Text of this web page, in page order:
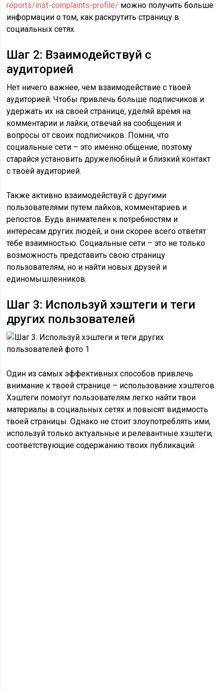
reports/inst-complaints-profile/ можно получить больше
информации о том, как раскрутить страницу в
социальных сетях.
Шаг 2: Взаимодействуй с
аудиторией
Нет ничего важнее, чем взаимодействие с твоей
аудиторией. Чтобы привлечь больше подписчиков и
удержать их на своей странице, уделяй время на
комментарии и лайки, отвечай на сообщения и
вопросы от своих подписчиков. Помни, что
социальные сети – это именно общение, поэтому
старайся установить дружелюбный и близкий контакт
с твоей аудиторией.
Также активно взаимодействуй с другими
пользователями путем лайков, комментариев и
репостов. Будь внимателен к потребностям и
интересам других людей, и они скорее всего ответят
тебе взаимностью. Социальные сети – это не только
возможность представить свою страницу
пользователям, но и найти новых друзей и
единомышленников.
Шаг 3: Используй хэштеги и теги
других пользователей
Один из самых эффективных способов привлечь
внимание к твоей странице – использование хэштегов.
Хэштеги помогут пользователям легко найти твои
материалы в социальных сетях и повысят видимость
твоей страницы. Однако не стоит злоупотреблять ими,
используй только актуальные и релевантные хэштеги,
соответствующие содержанию твоих публикаций.